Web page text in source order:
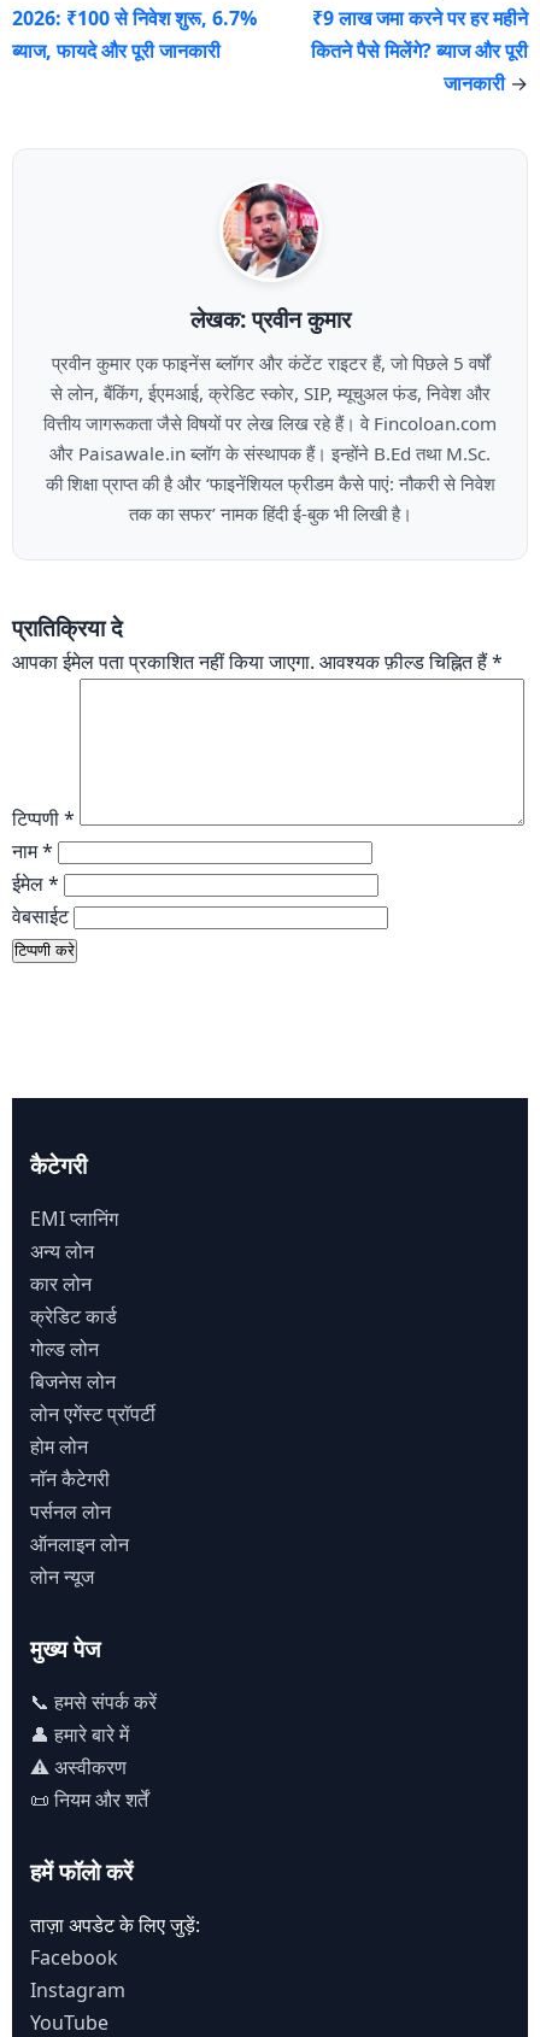
2026: ₹100 से निवेश शुरू, 6.7%
ब्याज, फायदे और पूरी जानकारी
₹9 लाख जमा करने पर हर महीने
कितने पैसे मिलेंगे? ब्याज और पूरी
जानकारी→
लेखक: प्रवीन कुमार
प्रवीन कुमार एक फाइनेंस ब्लॉगर और कंटेंट राइटर हैं, जो पिछले 5 वर्षों
से लोन, बैंकिंग, ईएमआई, क्रेडिट स्कोर, SIP, म्यूचुअल फंड, निवेश और
वित्तीय जागरूकता जैसे विषयों पर लेख लिख रहे हैं। वे Fincoloan.com
और Paisawale.in ब्लॉग के संस्थापक हैं। इन्होंने B.Ed तथा M.Sc.
की शिक्षा प्राप्त की है और ‘फाइनेंशियल फ्रीडम कैसे पाएं: नौकरी से निवेश
तक का सफर’ नामक हिंदी ई-बुक भी लिखी है।
प्रातिक्रिया दे
आपका ईमेल पता प्रकाशित नहीं किया जाएगा. आवश्यक फ़ील्ड चिह्नित हैं*
टिप्पणी*
नाम*
ईमेल*
वेबसाईट
कैटेगरी
EMI प्लानिंग
अन्य लोन
कार लोन
क्रेडिट कार्ड
गोल्ड लोन
बिजनेस लोन
लोन एगेंस्ट प्राॅपर्टी
होम लोन
नाॅन कैटेगरी
पर्सनल लोन
ऑनलाइन लोन
लोन न्यूज
मुख्य पेज
📞 हमसे संपर्क करें
👤 हमारे बारे में
⚠️ अस्वीकरण
📜 नियम और शर्तें
हमें फॉलो करें
ताज़ा अपडेट के लिए जुड़ें:
Facebook
Instagram
YouTube